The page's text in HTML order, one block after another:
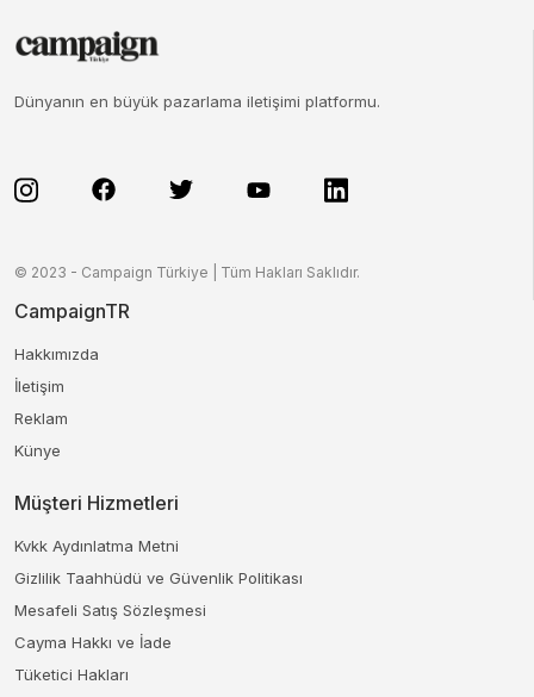
Dünyanın en büyük pazarlama iletişimi platformu.
© 2023 - Campaign Türkiye | Tüm Hakları Saklıdır.
CampaignTR
Hakkımızda
İletişim
Reklam
Künye
Müşteri Hizmetleri
Kvkk Aydınlatma Metni
Gizlilik Taahhüdü ve Güvenlik Politikası
Mesafeli Satış Sözleşmesi
Cayma Hakkı ve İade
Tüketici Hakları